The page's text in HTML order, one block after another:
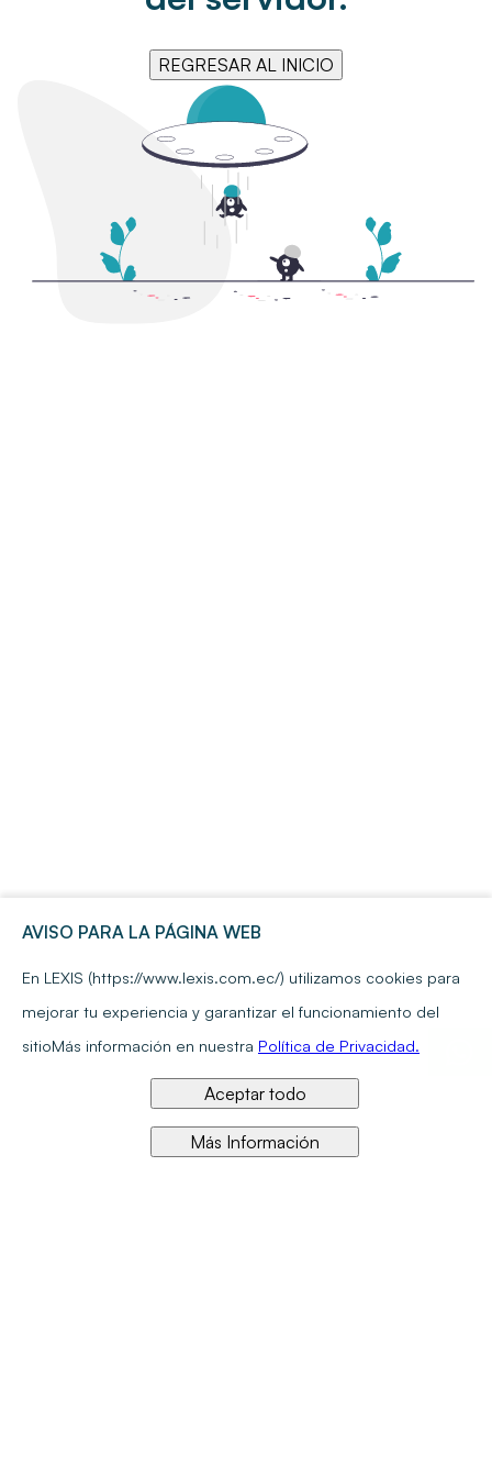
REGRESAR AL INICIO
AVISO PARA LA PÁGINA WEB
En LEXIS (https://www.lexis.com.ec/) utilizamos cookies para
mejorar tu experiencia y garantizar el funcionamiento del
sitioMás información en nuestra Política de Privacidad.
Aceptar todo
Más Información